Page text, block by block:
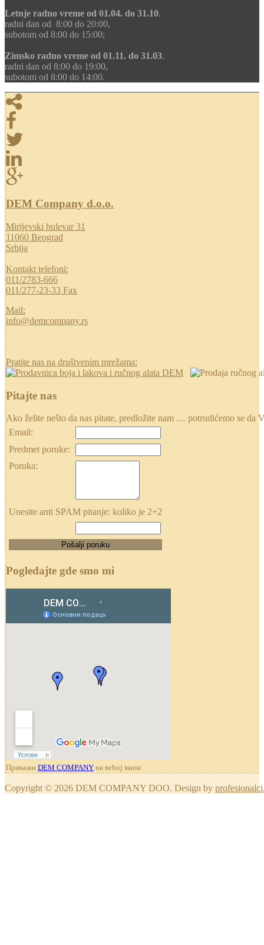
Letnje radno vreme od 01.04. do 31.10.
radni dan od 8:00 do 20:00,
subotom od 8:00 do 15:00;
Zimsko radno vreme od 01.11. do 31.03.
radni dan od 8:00 do 19:00,
subotom od 8:00 do 14:00.
DEM Company d.o.o.
Mirijevski bulevar 31
11060 Beograd
Srbija
Kontakt telefoni:
011/2783-666
011/277-23-33 Fax
Mail:
info@demcompany.rs
Pratite nas na društvenim mrežama:
Pitajte nas
Ako želite nešto da nas pitate, predložite nam .... potrudićemo se
Email:
Predmet poruke:
Poruka:
Unesite anti SPAM pitanje: koliko je 2+2
Pogledajte gde smo mi
Прикажи DEM COMPANY на већој мапи
Copyright © 2026 DEM COMPANY DOO. Design by